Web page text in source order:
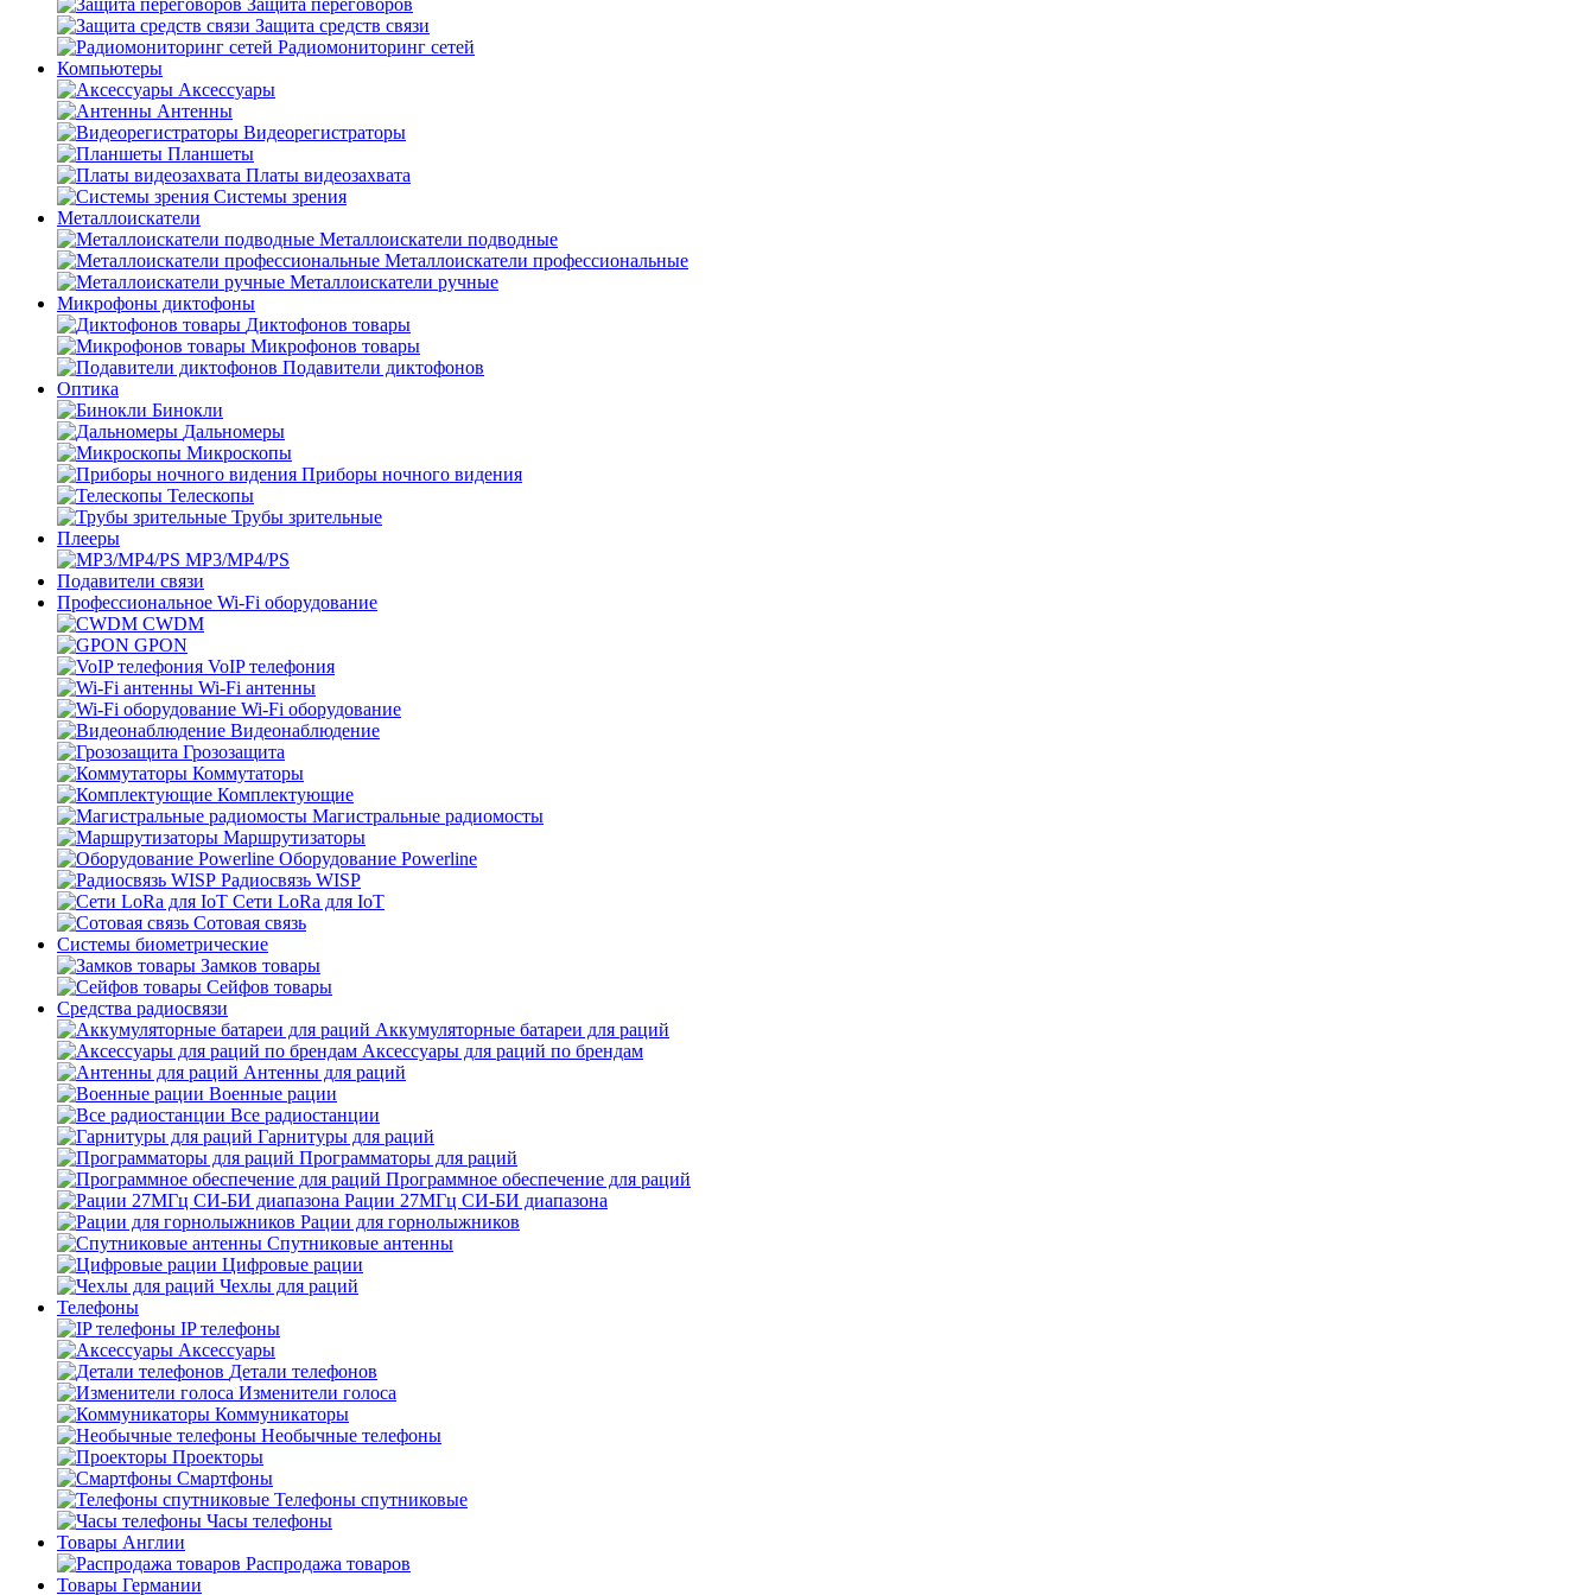
Защита переговоров
Защита средств связи
Радиомониторинг сетей
Компьютеры
Аксессуары
Антенны
Видеорегистраторы
Планшеты
Платы видеозахвата
Системы зрения
Металлоискатели
Металлоискатели подводные
Металлоискатели профессиональные
Металлоискатели ручные
Микрофоны диктофоны
Диктофонов товары
Микрофонов товары
Подавители диктофонов
Оптика
Бинокли
Дальномеры
Микроскопы
Приборы ночного видения
Телескопы
Трубы зрительные
Плееры
MP3/MP4/PS
Подавители связи
Профессиональное Wi-Fi оборудование
CWDM
GPON
VoIP телефония
Wi-Fi антенны
Wi-Fi оборудование
Видеонаблюдение
Грозозащита
Коммутаторы
Комплектующие
Магистральные радиомосты
Маршрутизаторы
Оборудование Powerline
Радиосвязь WISP
Сети LoRa для IoT
Сотовая связь
Системы биометрические
Замков товары
Сейфов товары
Средства радиосвязи
Аккумуляторные батареи для раций
Аксессуары для раций по брендам
Антенны для раций
Военные рации
Все радиостанции
Гарнитуры для раций
Программаторы для раций
Программное обеспечение для раций
Рации 27МГц СИ-БИ диапазона
Рации для горнолыжников
Спутниковые антенны
Цифровые рации
Чехлы для раций
Телефоны
IP телефоны
Аксессуары
Детали телефонов
Изменители голоса
Коммуникаторы
Необычные телефоны
Проекторы
Смартфоны
Телефоны спутниковые
Часы телефоны
Товары Англии
Распродажа товаров
Товары Германии